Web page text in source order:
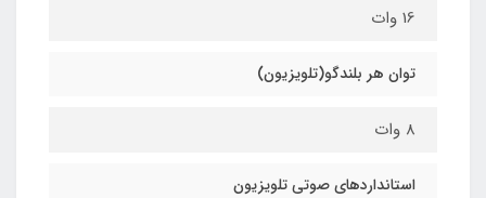
16 وات
توان هر بلندگو(تلویزیون)
8 وات
استانداردهای صوتی تلویزیون